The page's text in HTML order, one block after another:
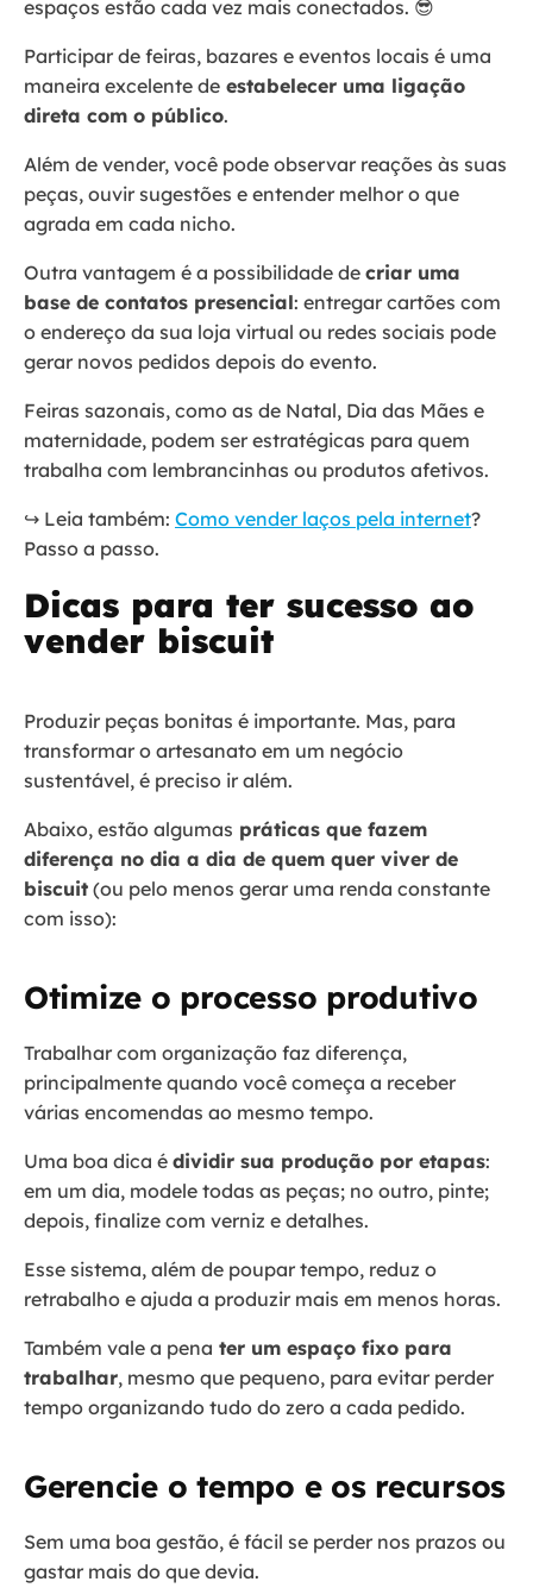
espaços estão cada vez mais conectados. 😎
Participar de feiras, bazares e eventos locais é uma
maneira excelente de estabelecer uma ligação
direta com o público.
Além de vender, você pode observar reações às suas
peças, ouvir sugestões e entender melhor o que
agrada em cada nicho.
Outra vantagem é a possibilidade de criar uma
base de contatos presencial: entregar cartões com
o endereço da sua loja virtual ou redes sociais pode
gerar novos pedidos depois do evento.
Feiras sazonais, como as de Natal, Dia das Mães e
maternidade, podem ser estratégicas para quem
trabalha com lembrancinhas ou produtos afetivos.
↪️ Leia também: Como vender laços pela internet?
Passo a passo.
Dicas para ter sucesso ao
vender biscuit
Produzir peças bonitas é importante. Mas, para
transformar o artesanato em um negócio
sustentável, é preciso ir além.
Abaixo, estão algumas práticas que fazem
diferença no dia a dia de quem quer viver de
biscuit (ou pelo menos gerar uma renda constante
com isso):
Otimize o processo produtivo
Trabalhar com organização faz diferença,
principalmente quando você começa a receber
várias encomendas ao mesmo tempo.
Uma boa dica é dividir sua produção por etapas:
em um dia, modele todas as peças; no outro, pinte;
depois, finalize com verniz e detalhes.
Esse sistema, além de poupar tempo, reduz o
retrabalho e ajuda a produzir mais em menos horas.
Também vale a pena ter um espaço fixo para
trabalhar, mesmo que pequeno, para evitar perder
tempo organizando tudo do zero a cada pedido.
Gerencie o tempo e os recursos
Sem uma boa gestão, é fácil se perder nos prazos ou
gastar mais do que devia.